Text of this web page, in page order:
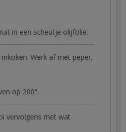
in een scheutje olijfolie.
Werk af met peper,
op 200°.
vervolgens met wat